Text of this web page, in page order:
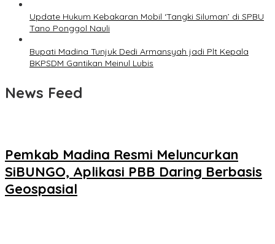
Update Hukum Kebakaran Mobil ‘Tangki Siluman’ di SPBU
Tano Ponggol Nauli
Bupati Madina Tunjuk Dedi Armansyah jadi Plt Kepala
BKPSDM Gantikan Meinul Lubis
News Feed
Pemkab Madina Resmi Meluncurkan
SiBUNGO, Aplikasi PBB Daring Berbasis
Geospasial